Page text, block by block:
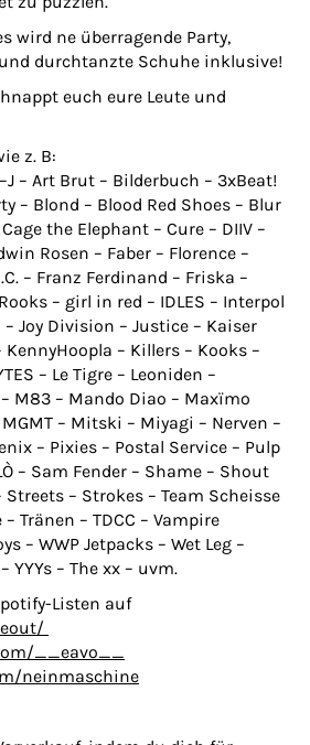
wird ne überragende Party,
durchtanzte Schuhe inklusive!
euch eure Leute und
z. B:
– Art Brut – Bilderbuch – 3xBeat!
– Blond – Blood Red Shoes – Blur
the Elephant – Cure – DIIV –
Rosen – Faber – Florence –
– Franz Ferdinand – Friska –
– girl in red – IDLES – Interpol
Joy Division – Justice – Kaiser
– Killers – Kooks –
– Le Tigre – Leoniden –
M83 – Mando Diao – Maxïmo
– Mitski – Miyagi – Nerven –
– Pixies – Postal Service – Pulp
– Sam Fender – Shame – Shout
Streets – Strokes – Team Scheisse
Tränen – TDCC – Vampire
– WWP Jetpacks – Wet Leg –
YYYs – The xx – uvm.
Listen auf
__eavo__
neinmaschine